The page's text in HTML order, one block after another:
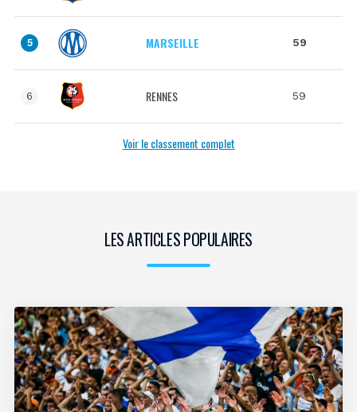
5 MARSEILLE 59
6 RENNES 59
Voir le classement complet
LES ARTICLES POPULAIRES